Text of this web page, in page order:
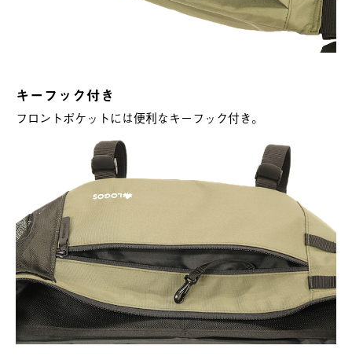
キーフック付き
フロントポケットには便利なキーフック付き。